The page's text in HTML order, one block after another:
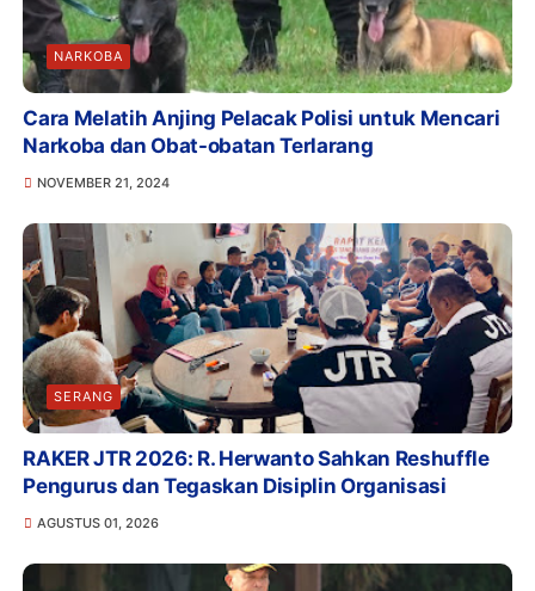
NARKOBA
Cara Melatih Anjing Pelacak Polisi untuk Mencari
Narkoba dan Obat-obatan Terlarang
NOVEMBER 21, 2024
SERANG
RAKER JTR 2026: R. Herwanto Sahkan Reshuffle
Pengurus dan Tegaskan Disiplin Organisasi
AGUSTUS 01, 2026